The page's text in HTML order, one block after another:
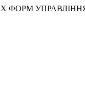
ФОРМ